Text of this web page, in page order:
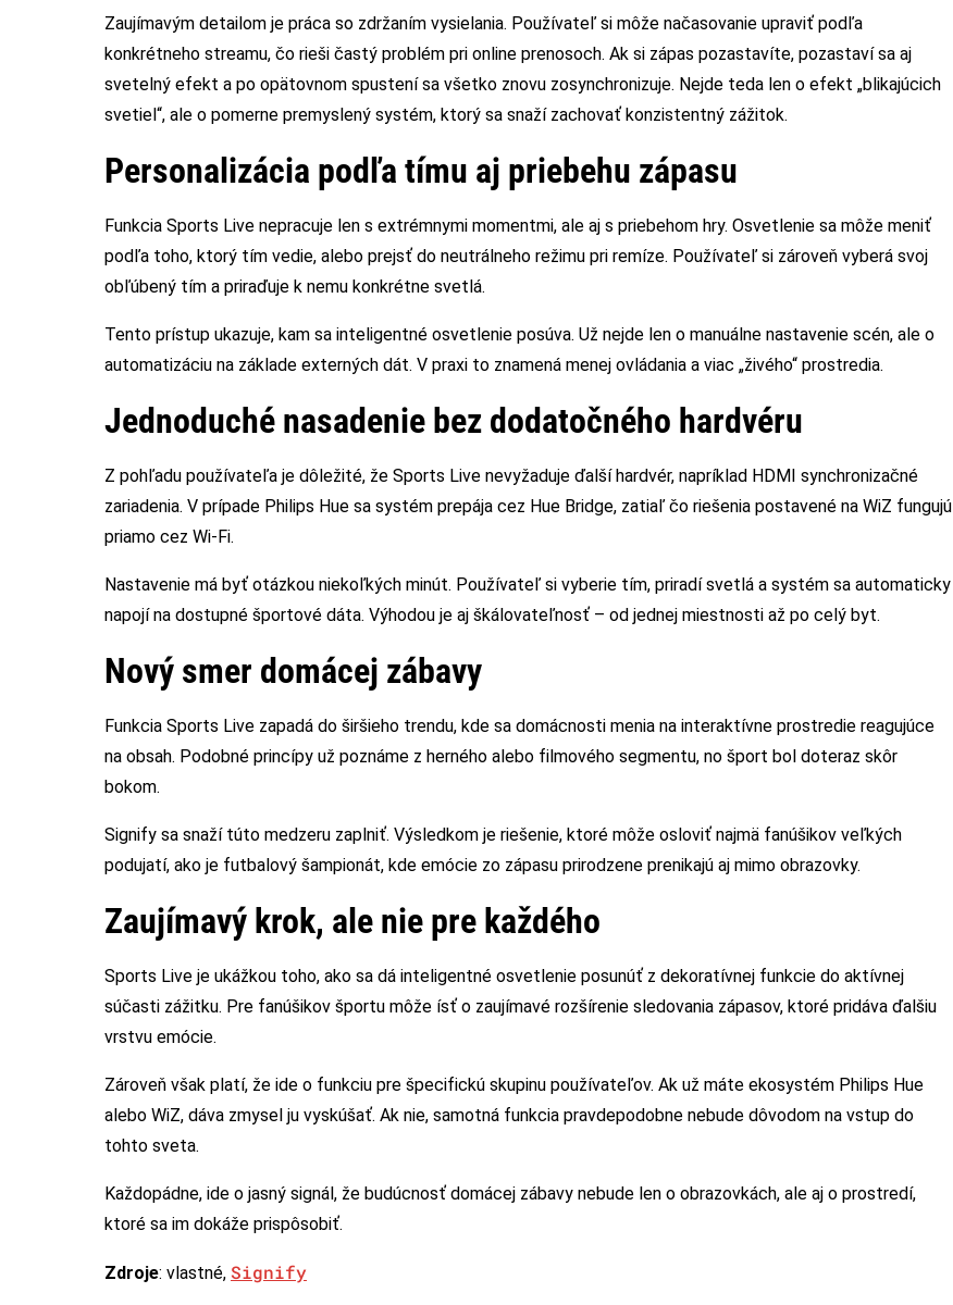
Zaujímavým detailom je práca so zdržaním vysielania. Používateľ si môže načasovanie upraviť podľa
konkrétneho streamu, čo rieši častý problém pri online prenosoch. Ak si zápas pozastavíte, pozastaví sa aj
svetelný efekt a po opätovnom spustení sa všetko znovu zosynchronizuje. Nejde teda len o efekt „blikajúcich
svetiel“, ale o pomerne premyslený systém, ktorý sa snaží zachovať konzistentný zážitok.
Personalizácia podľa tímu aj priebehu zápasu
Funkcia Sports Live nepracuje len s extrémnymi momentmi, ale aj s priebehom hry. Osvetlenie sa môže meniť
podľa toho, ktorý tím vedie, alebo prejsť do neutrálneho režimu pri remíze. Používateľ si zároveň vyberá svoj
obľúbený tím a priraďuje k nemu konkrétne svetlá.
Tento prístup ukazuje, kam sa inteligentné osvetlenie posúva. Už nejde len o manuálne nastavenie scén, ale o
automatizáciu na základe externých dát. V praxi to znamená menej ovládania a viac „živého“ prostredia.
Jednoduché nasadenie bez dodatočného hardvéru
Z pohľadu používateľa je dôležité, že Sports Live nevyžaduje ďalší hardvér, napríklad HDMI synchronizačné
zariadenia. V prípade Philips Hue sa systém prepája cez Hue Bridge, zatiaľ čo riešenia postavené na WiZ fungujú
priamo cez Wi-Fi.
Nastavenie má byť otázkou niekoľkých minút. Používateľ si vyberie tím, priradí svetlá a systém sa automaticky
napojí na dostupné športové dáta. Výhodou je aj škálovateľnosť – od jednej miestnosti až po celý byt.
Nový smer domácej zábavy
Funkcia Sports Live zapadá do širšieho trendu, kde sa domácnosti menia na interaktívne prostredie reagujúce
na obsah. Podobné princípy už poznáme z herného alebo filmového segmentu, no šport bol doteraz skôr
bokom.
Signify sa snaží túto medzeru zaplniť. Výsledkom je riešenie, ktoré môže osloviť najmä fanúšikov veľkých
podujatí, ako je futbalový šampionát, kde emócie zo zápasu prirodzene prenikajú aj mimo obrazovky.
Zaujímavý krok, ale nie pre každého
Sports Live je ukážkou toho, ako sa dá inteligentné osvetlenie posunúť z dekoratívnej funkcie do aktívnej
súčasti zážitku. Pre fanúšikov športu môže ísť o zaujímavé rozšírenie sledovania zápasov, ktoré pridáva ďalšiu
vrstvu emócie.
Zároveň však platí, že ide o funkciu pre špecifickú skupinu používateľov. Ak už máte ekosystém Philips Hue
alebo WiZ, dáva zmysel ju vyskúšať. Ak nie, samotná funkcia pravdepodobne nebude dôvodom na vstup do
tohto sveta.
Každopádne, ide o jasný signál, že budúcnosť domácej zábavy nebude len o obrazovkách, ale aj o prostredí,
ktoré sa im dokáže prispôsobiť.
Zdroje: vlastné, Signify